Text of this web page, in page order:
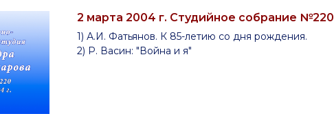
2 марта 2004 г. Студийное собрание №220
1) А.И. Фатьянов. К 85-летию со дня рождения.
2) Р. Васин: "Война и я"